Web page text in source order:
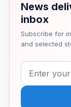
News
inbox
Subscribe for
and selected